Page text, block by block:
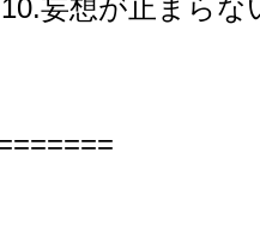
妄想が止まら